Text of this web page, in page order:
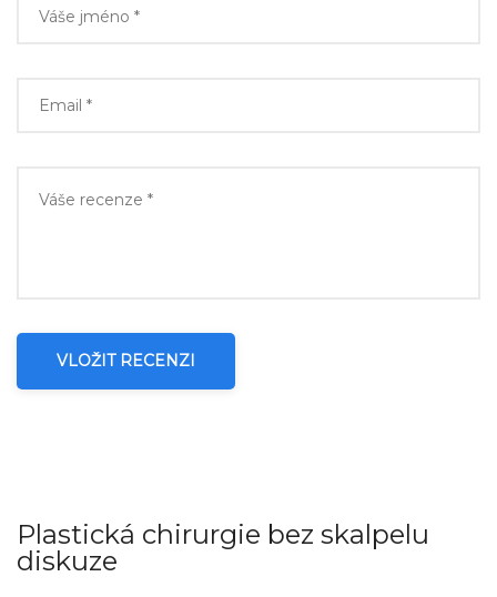
VLOŽIT RECENZI
Plastická chirurgie bez skalpelu
diskuze